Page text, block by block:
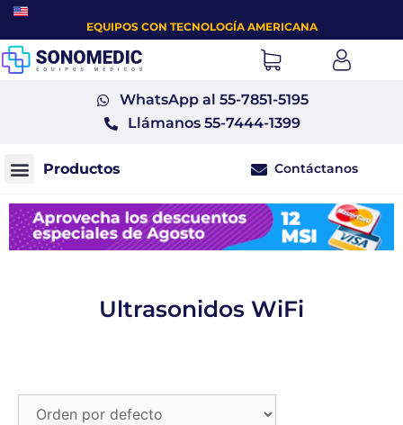
EQUIPOS CON TECNOLOGÍA AMERICANA
WhatsApp al 55-7851-5195
Llámanos 55-7444-1399
Contáctanos
Ultrasonidos WiFi